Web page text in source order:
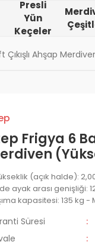
Presli
Yün
Keçeler
Ahşap
Frigya 6
(açık halde):
ayak arası genişliği:
kapasitesi: 135 kg -
Süresi